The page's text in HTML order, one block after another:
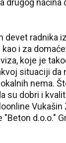
drugog načina
devet radnika
i za
koje je
situaciji da
nema.
su dobri i
Vukašin
d.o.o."